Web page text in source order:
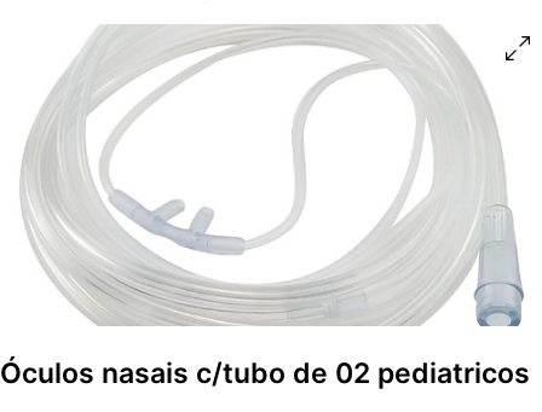
Óculos nasais c/tubo de 02 pediatricos